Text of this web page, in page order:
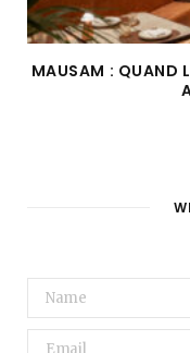
MAUSAM : QUAND